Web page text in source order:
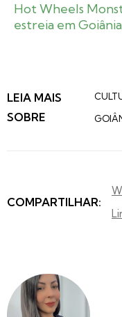
Hot Wheels
estreia em Goiânia
LEIA MAIS
SOBRE
COMPARTILHAR: